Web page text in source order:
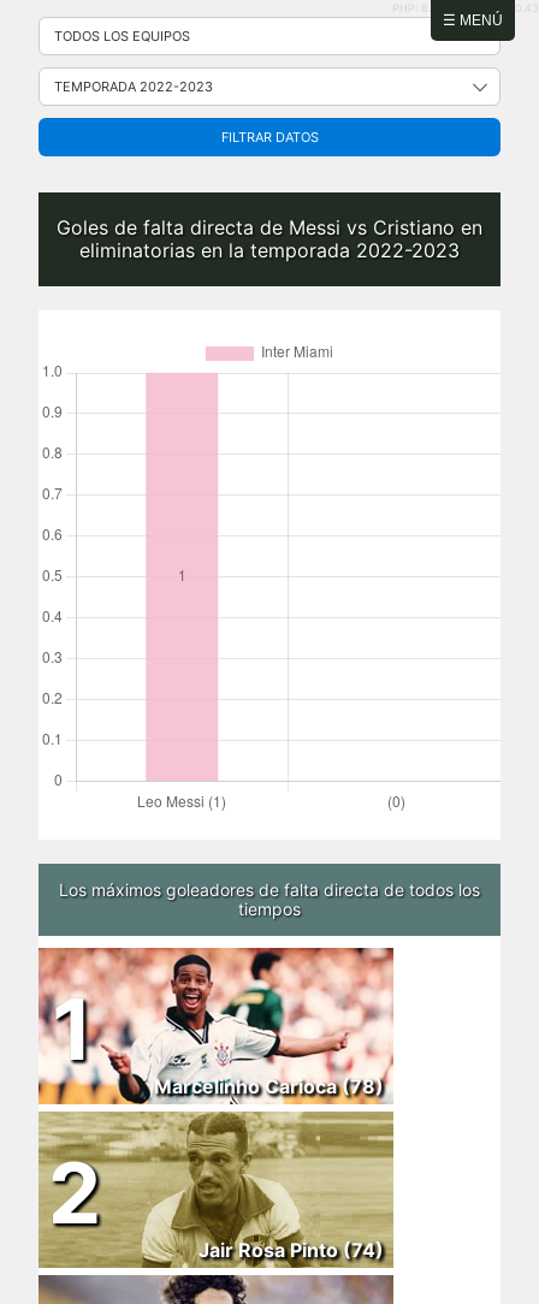
☰ MENÚ
Saltar
contenido
PHP: 8.2.31 | MySQL: 8.0.43
FILTRAR DATOS
Goles de falta directa de Messi vs Cristiano en
eliminatorias en la temporada 2022-2023
Los máximos goleadores de falta directa de todos los
tiempos
1
Marcelinho Carioca (78)
2
Jair Rosa Pinto (74)